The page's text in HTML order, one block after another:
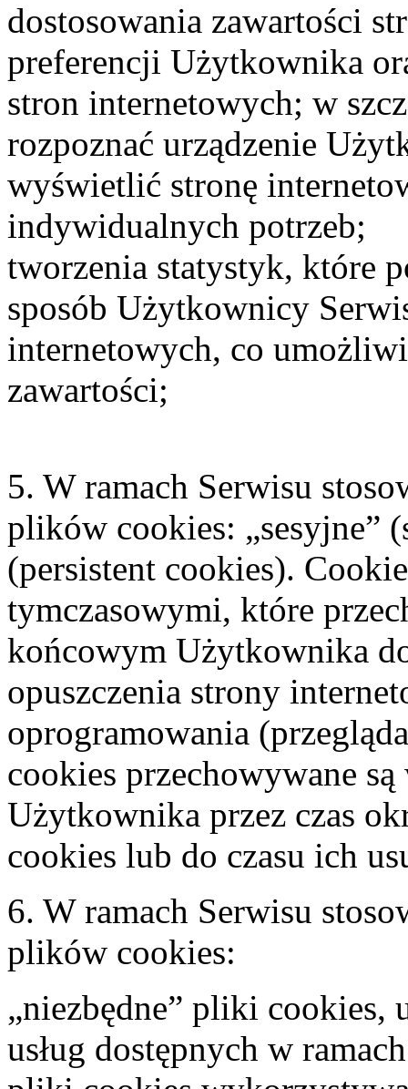
dostosowania zawartości
preferencji Użytkownika
stron internetowych; w
rozpoznać urządzenie
wyświetlić stronę
indywidualnych potrzeb;
tworzenia statystyk, które
sposób Użytkownicy
internetowych, co
zawartości;
5. W ramach Serwisu
plików cookies: „sesyjne”
(persistent cookies).
tymczasowymi, które
końcowym Użytkownika
opuszczenia strony
oprogramowania
cookies przechowywane
Użytkownika przez czas
cookies lub do czasu ich
6. W ramach Serwisu
plików cookies:
„niezbędne” pliki cookies,
usług dostępnych w